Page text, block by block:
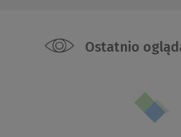
Ostatnio